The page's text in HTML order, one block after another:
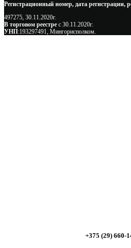
Регистрационный номер, дата регистрации,
497275, 30.11.2020г.
В торговом реестре с 30.11.2020г.
УНП:193297491, Мингорисполком.
+375 (29) 660-